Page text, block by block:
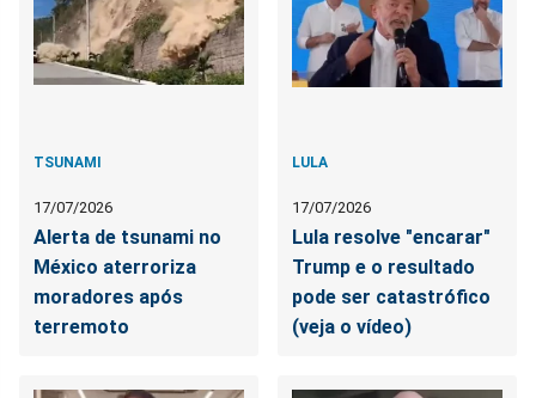
TSUNAMI
17/07/2026
Alerta de tsunami no
México aterroriza
moradores após
terremoto
LULA
17/07/2026
Lula resolve "encarar"
Trump e o resultado
pode ser catastrófico
(veja o vídeo)